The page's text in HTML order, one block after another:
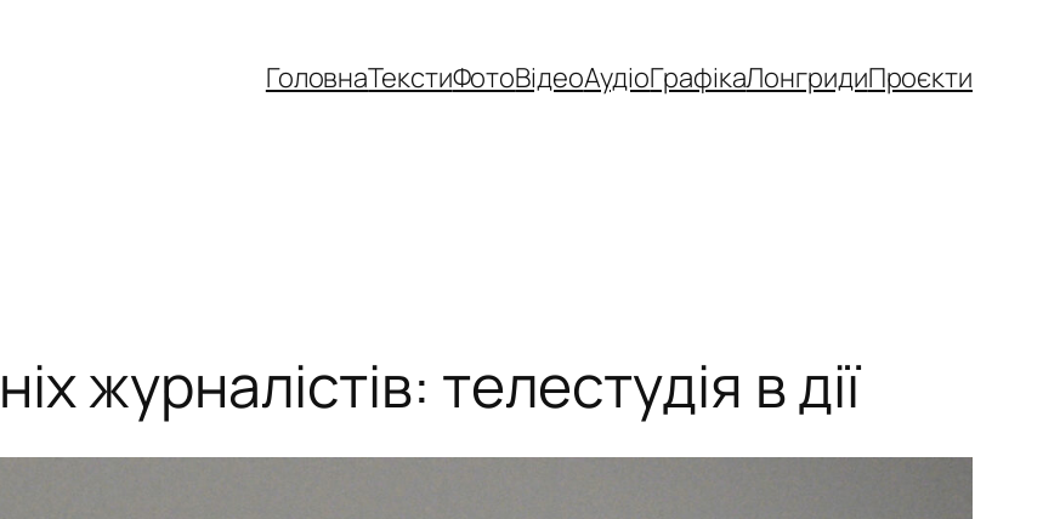
ГоловнаТекстиФотоВідеоАудіоГрафікаЛонгридиПроєкти
журналістів: телестудія в дії